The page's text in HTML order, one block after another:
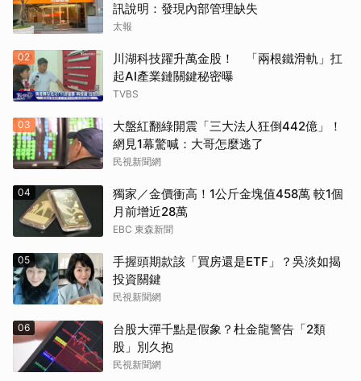
訊說明：發現內部管理缺失
太報
02
川湖科技躍升萬金股！ 「兩根鐵滑軌」扛
起AI產業鏈關鍵秘密曝
TVBS
03
大盤紅翻綠開震「三大法人狂倒442億」！
網見1幕驚喊：大哥怎麼逃了
民視新聞網
04
獨家／金價衝高！1公斤金塊值458萬 較1個
月前增近28萬
EBC 東森新聞
05
手握頭期款該「買房還是ETF」？吳淡如揭
投資關鍵
民視新聞網
06
台股大彈千點是假象？杜金龍警告「2類
股」別久抱
民視新聞網